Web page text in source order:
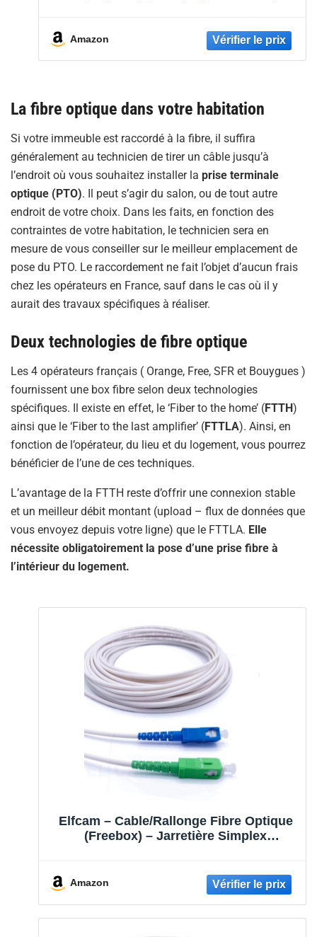
Amazon
La fibre optique dans votre habitation
Si votre immeuble est raccordé à la fibre, il suffira
généralement au technicien de tirer un câble jusqu’à
l’endroit où vous souhaitez installer la prise terminale
optique (PTO). Il peut s’agir du salon, ou de tout autre
endroit de votre choix. Dans les faits, en fonction des
contraintes de votre habitation, le technicien sera en
mesure de vous conseiller sur le meilleur emplacement de
pose du PTO. Le raccordement ne fait l’objet d’aucun frais
chez les opérateurs en France, sauf dans le cas où il y
aurait des travaux spécifiques à réaliser.
Deux technologies de fibre optique
Les 4 opérateurs français ( Orange, Free, SFR et Bouygues )
fournissent une box fibre selon deux technologies
spécifiques. Il existe en effet, le ‘Fiber to the home’ (FTTH)
ainsi que le ‘Fiber to the last amplifier’ (FTTLA). Ainsi, en
fonction de l’opérateur, du lieu et du logement, vous pourrez
bénéficier de l’une de ces techniques.
L’avantage de la FTTH reste d’offrir une connexion stable
et un meilleur débit montant (upload – flux de données que
vous envoyez depuis votre ligne) que le FTTLA. Elle
nécessite obligatoirement la pose d’une prise fibre à
l’intérieur du logement.
Elfcam – Cable/Rallonge Fibre Optique
(Freebox) – Jarretière Simplex
Perte Très Fiable – Blanc, 20M
Amazon